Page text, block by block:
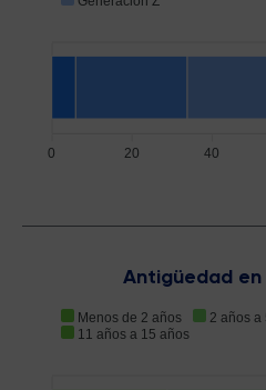
40
20
0
Antigüedad
Menos de 2 años 2 años a
11 años a 15 años